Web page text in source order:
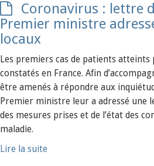
Coronavirus : lettre
Premier ministre
locaux
Les premiers cas de patients
constatés en France. Afin
être amenés à répondre aux
Premier ministre leur a adressé
des mesures prises et de l’état des
maladie.
Lire la suite